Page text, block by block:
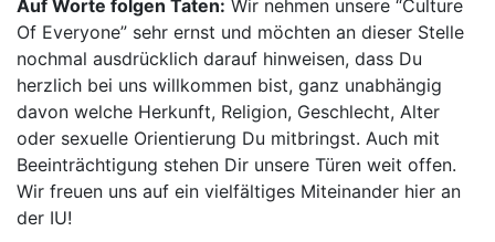
Auf Worte folgen Taten: Wir nehmen unsere “Culture
Of Everyone” sehr ernst und möchten an dieser Stelle
nochmal ausdrücklich darauf hinweisen, dass Du
herzlich bei uns willkommen bist, ganz unabhängig
davon welche Herkunft, Religion, Geschlecht, Alter
oder sexuelle Orientierung Du mitbringst. Auch mit
Beeinträchtigung stehen Dir unsere Türen weit offen.
Wir freuen uns auf ein vielfältiges Miteinander hier an
der IU!